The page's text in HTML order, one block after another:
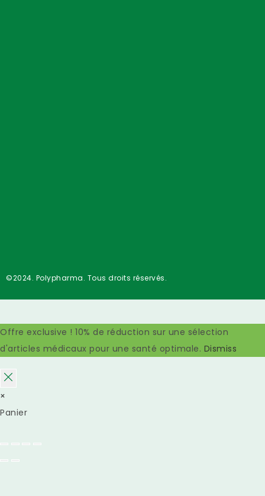
©2024. Polypharma. Tous droits réservés.
Offre exclusive ! 10% de réduction sur une sélection
d'articles médicaux pour une santé optimale. Dismiss
×
Panier